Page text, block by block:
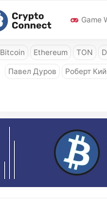
Game
Bitcoin Ethereum TON
Павел Дуров Роберт